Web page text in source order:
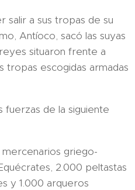
salir a sus tropas de su
Antíoco, sacó las suyas
situaron frente a
tropas escogidas armadas
de la siguiente
griego-
2.000 peltastas
y 1.000 arqueros